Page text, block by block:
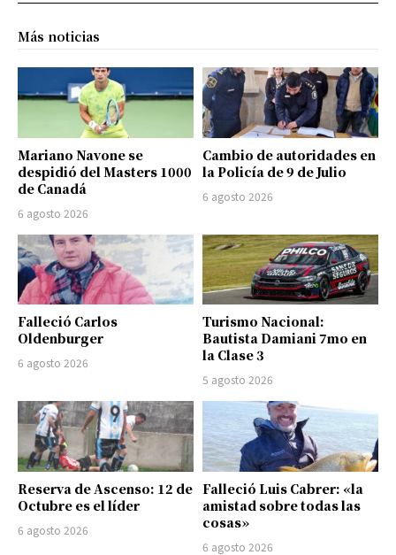
Más noticias
Mariano Navone se
despidió del Masters 1000
de Canadá
6 agosto 2026
Cambio de autoridades en
la Policía de 9 de Julio
6 agosto 2026
Falleció Carlos
Oldenburger
6 agosto 2026
Turismo Nacional:
Bautista Damiani 7mo en
la Clase 3
5 agosto 2026
Reserva de Ascenso: 12 de
Octubre es el líder
6 agosto 2026
Falleció Luis Cabrer: «la
amistad sobre todas las
cosas»
6 agosto 2026